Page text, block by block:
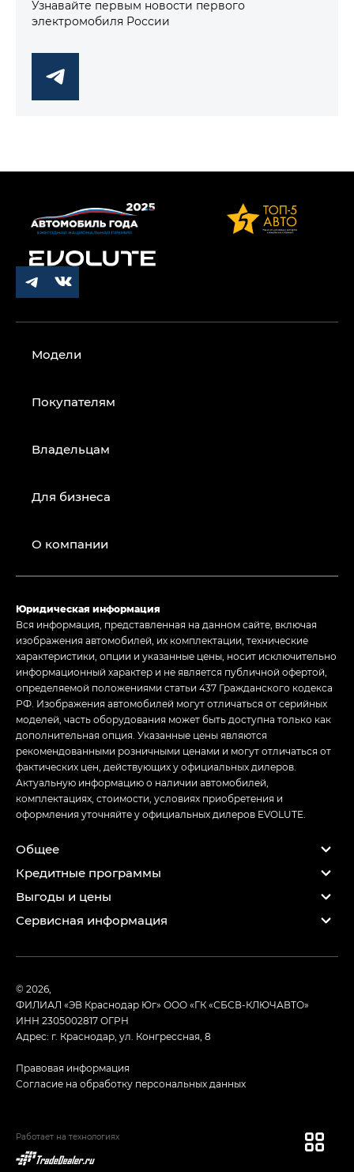
Узнавайте первым новости первого
электромобиля России
Модели
Покупателям
Владельцам
Для бизнеса
О компании
Юридическая информация
Вся информация, представленная на данном сайте, включая
изображения автомобилей, их комплектации, технические
характеристики, опции и указанные цены, носит исключительно
информационный характер и не является публичной офертой,
определяемой положениями статьи 437 Гражданского кодекса
РФ. Изображения автомобилей могут отличаться от серийных
моделей, часть оборудования может быть доступна только как
дополнительная опция. Указанные цены являются
рекомендованными розничными ценами и могут отличаться от
фактических цен, действующих у официальных дилеров.
Актуальную информацию о наличии автомобилей,
комплектациях, стоимости, условиях приобретения и
оформления уточняйте у официальных дилеров EVOLUTE.
Общее
Кредитные программы
Выгоды и цены
Сервисная информация
© 2026,
ФИЛИАЛ «ЭВ Краснодар Юг» ООО «ГК «СБСВ-КЛЮЧАВТО»
ИНН 2305002817ОГРН
Адрес: г. Краснодар, ул. Конгрессная, 8
Правовая информация
Согласие на обработку персональных данных
Работает на технологиях